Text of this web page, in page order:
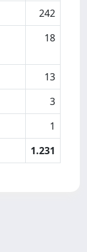
242
18
13
3
1
1.231